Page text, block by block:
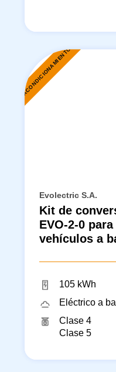
REACONDICIONAMIENTO
Evolectric S.A.
Kit de
EVO-2-0
vehículos a
105 kWh
Eléctrico a
Clase 4
Clase 5